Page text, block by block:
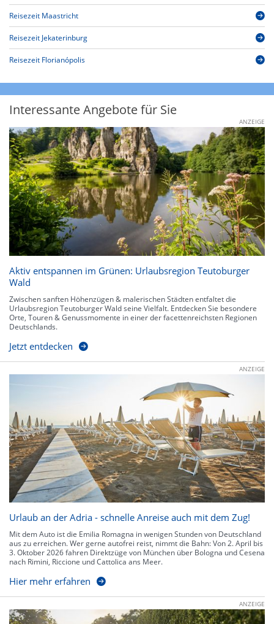
Reisezeit Maastricht
Reisezeit Jekaterinburg
Reisezeit Florianópolis
Interessante Angebote für Sie
ANZEIGE
Aktiv entspannen im Grünen: Urlaubsregion Teutoburger
Wald
Zwischen sanften Höhenzügen & malerischen Städten entfaltet die
Urlaubsregion Teutoburger Wald seine Vielfalt. Entdecken Sie besondere
Orte, Touren & Genussmomente in einer der facettenreichsten Regionen
Deutschlands.
Jetzt entdecken
ANZEIGE
Urlaub an der Adria - schnelle Anreise auch mit dem Zug!
Mit dem Auto ist die Emilia Romagna in wenigen Stunden von Deutschland
aus zu erreichen. Wer gerne autofrei reist, nimmt die Bahn: Von 2. April bis
3. Oktober 2026 fahren Direktzüge von München über Bologna und Cesena
nach Rimini, Riccione und Cattolica ans Meer.
Hier mehr erfahren
ANZEIGE